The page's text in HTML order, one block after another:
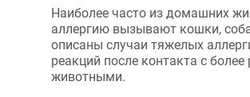
Наиболее часто из домашних
аллергию вызывают кошки,
описаны случаи тяжелых
реакций после контакта с
животными.